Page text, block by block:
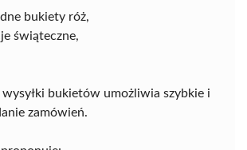
bukiety róż,
świąteczne,
wysyłki bukietów umożliwia szybkie i
zamówień.